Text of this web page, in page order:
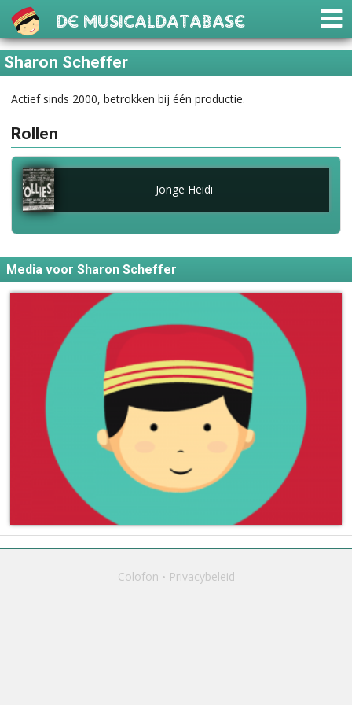
De Musicaldatabase
Sharon Scheffer
Actief sinds 2000, betrokken bij één productie.
Rollen
Jonge Heidi
Media voor Sharon Scheffer
Colofon Privacybeleid